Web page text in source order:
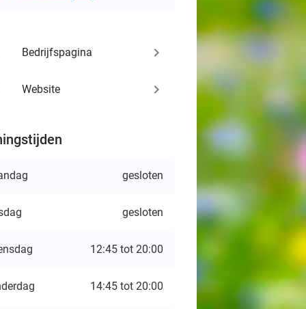
Bedrijfspagina keyboard_arrow_right
Website keyboard_arrow_right
gesloten
gesloten
12:45 tot 20:00
14:45 tot 20:00